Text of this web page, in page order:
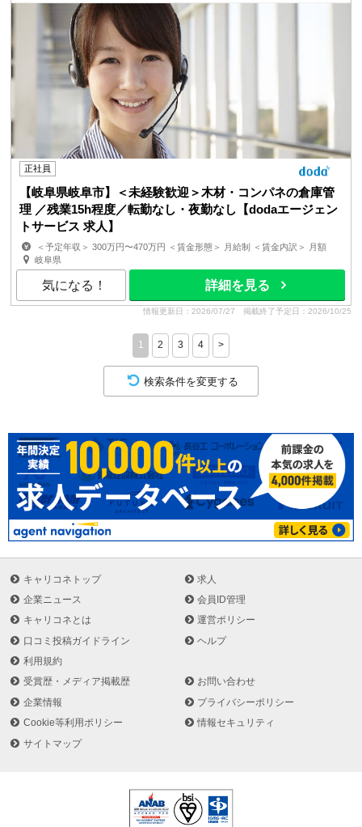
正社員
【岐阜県岐阜市】＜未経験歓迎＞木材・コンパネの倉庫管
理 ／残業15h程度／転勤なし・夜勤なし【dodaエージェン
トサービス 求人】
＜予定年収＞ 300万円〜470万円 ＜賃金形態＞ 月給制 ＜賃金内訳＞ 月額
（基本給）：190,000円〜226,000円 固定残業手当/...
岐阜県
気になる！ 詳細を見る
情報更新日：2026/07/27 掲載終了予定日：2026/10/25
1 2 3 4 >
検索条件を変更する
キャリコネトップ
求人
企業ニュース
会員ID管理
キャリコネとは
運営ポリシー
口コミ投稿ガイドライン
ヘルプ
利用規約
受賞歴・メディア掲載歴
お問い合わせ
企業情報
プライバシーポリシー
Cookie等利用ポリシー
情報セキュリティ
サイトマップ